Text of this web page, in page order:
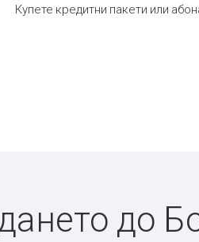
Купете кредитни пакети или
до